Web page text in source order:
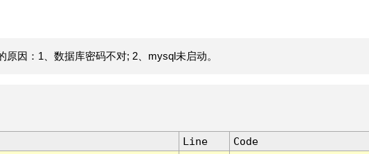
因：1、数据库密码不对; 2、mysql未启动。
Line
Code